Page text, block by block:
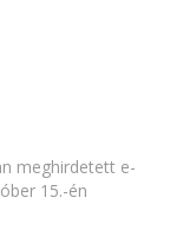
meghirdetett e-
15.-én